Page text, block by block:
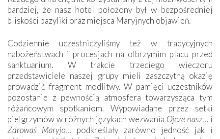
bardziej, że nasz hotel położony był w bezpośredniej
bliskości bazyliki oraz miejsca Maryjnych objawień.
Codziennie uczestniczyliśmy też w tradycyjnych
nabożeństwach i procesjach na olbrzymim placu przed
sanktuarium. W trakcie trzeciego wieczoru
przedstawiciele naszej grupy mieli zaszczytną okazję
prowadzić fragment modlitwy. W pamięci uczestników
pozostanie z pewnością atmosfera towarzysząca tym
różańcowym spotkaniom. Wypowiadane przez setki
pielgrzymów w różnych językach wezwania Ojcze nasz… i
Zdrowaś Maryjo… podkreślały zarówno jedność jak i